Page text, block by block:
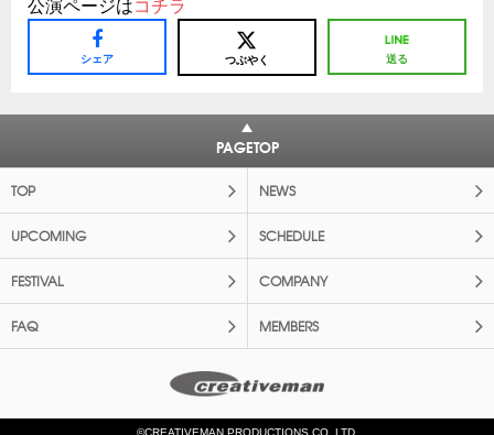
公演ページはコチラ
シェア つぶやく 送る
PAGETOP
TOP NEWS
UPCOMING SCHEDULE
FESTIVAL COMPANY
FAQ MEMBERS